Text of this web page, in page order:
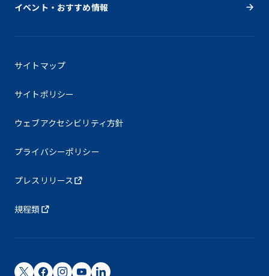
イベント・おすすめ情報
サイトマップ
サイトポリシー
ウェブアクセシビリティ方針
プライバシーポリシー
プレスリリース
規程類